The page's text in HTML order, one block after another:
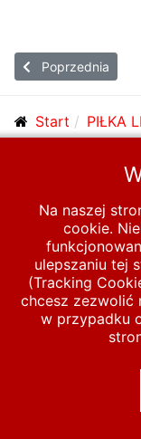
Poprzednia strona:
Poprzednia
Start PIŁKA
© 2026 polska-
Reserved
Na naszej
cookie.
ulepszaniu tej
(Tracking
chcesz zezwolić
w przypadku